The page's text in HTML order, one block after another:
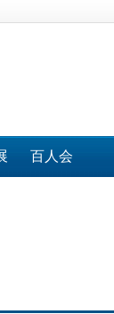
百人会